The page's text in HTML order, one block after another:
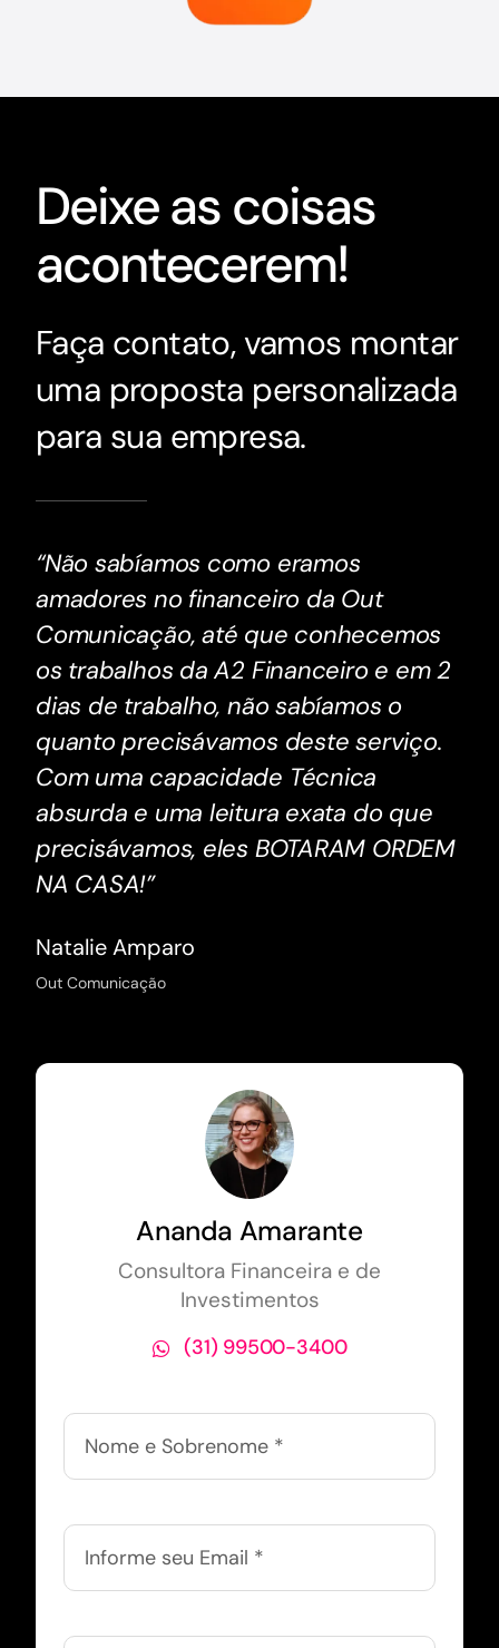
Deixe as coisas
acontecerem!
Faça contato, vamos montar
uma proposta personalizada
para sua empresa.
“Não sabíamos como eramos
amadores no financeiro da Out
Comunicação, até que conhecemos
os trabalhos da A2 Financeiro e em 2
dias de trabalho, não sabíamos o
quanto precisávamos deste serviço.
Com uma capacidade Técnica
absurda e uma leitura exata do que
precisávamos, eles BOTARAM ORDEM
NA CASA!”
Natalie Amparo
Out Comunicação
Ananda Amarante
Consultora Financeira e de
Investimentos
(31) 99500-3400